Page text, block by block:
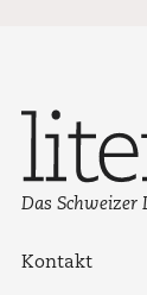
Das Schweizer
Kontakt